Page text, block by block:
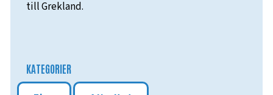
till Grekland.
KATEGORIER